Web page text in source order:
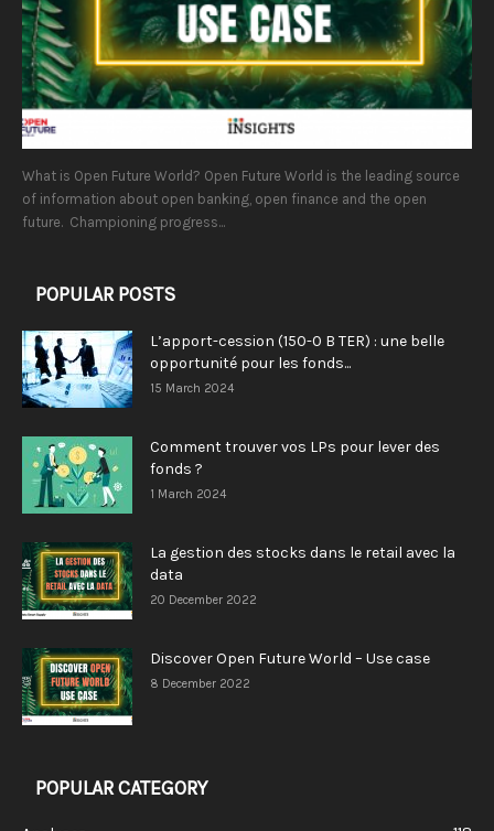
What is Open Future World? Open Future World is the leading source
of information about open banking, open finance and the open
future. Championing progress...
POPULAR POSTS
L’apport-cession (150-0 B TER) : une belle
opportunité pour les fonds...
15 March 2024
Comment trouver vos LPs pour lever des
fonds ?
1 March 2024
La gestion des stocks dans le retail avec la
data
20 December 2022
Discover Open Future World – Use case
8 December 2022
POPULAR CATEGORY